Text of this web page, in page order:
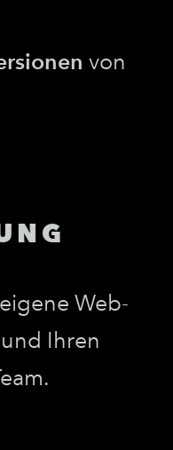
von
Web-
Ihren